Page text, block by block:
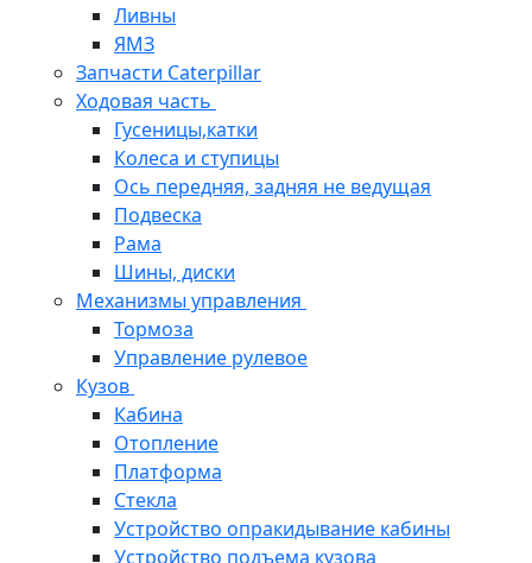
Ливны
ЯМЗ
Запчасти Caterpillar
Ходовая часть
Гусеницы,катки
Колеса и ступицы
Ось передняя, задняя не ведущая
Подвеска
Рама
Шины, диски
Механизмы управления
Тормоза
Управление рулевое
Кузов
Кабина
Отопление
Платформа
Стекла
Устройство опракидывание кабины
Устройство подъема кузова